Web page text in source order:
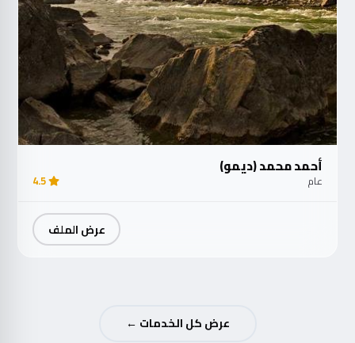
أحمد محمد (ديمو)
عام 4.5
عرض الملف
عرض كل الخدمات ←